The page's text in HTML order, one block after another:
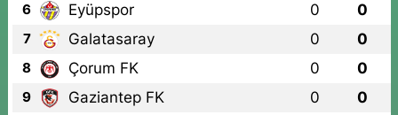
6 Eyüpspor 0 0
7 Galatasaray 0 0
8 Çorum FK 0 0
9 Gaziantep FK 0 0